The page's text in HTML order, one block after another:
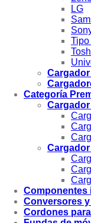
LG
Tipo
Categoría
Componentes
Conversores
Cordones